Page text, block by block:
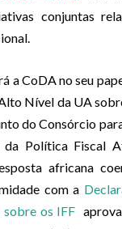
conjuntas
a CoDA no seu
Nível da UA
do Consórcio
da Política Fiscal
africana
com a
os IFF